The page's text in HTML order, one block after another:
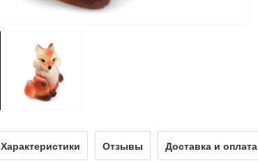
Характеристики Отзывы Доставка и оплата